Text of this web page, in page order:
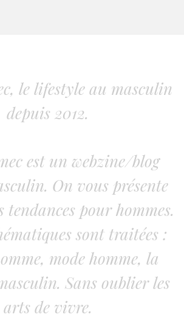
le lifestyle au masculin
depuis 2012.
est un webzine/blog
On vous présente
tendances pour hommes.
sont traitées :
mode homme, la
Sans oublier les
arts de vivre.